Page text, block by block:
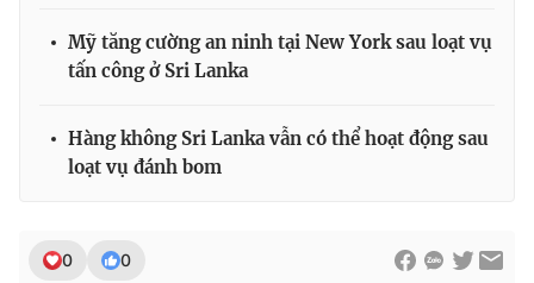
thông tin từ website này.
Mỹ tăng cường an ninh tại New York sau loạt vụ
tấn công ở Sri Lanka
Hàng không Sri Lanka vẫn có thể hoạt động sau
loạt vụ đánh bom
0 0